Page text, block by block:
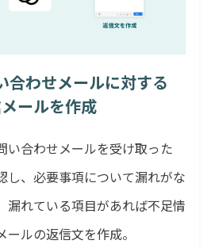
合わせメールに対する
ールを作成
い合わせメールを受け取った
し、必要事項について漏れがな
漏れている項目があれば不足情
ルの返信文を作成。